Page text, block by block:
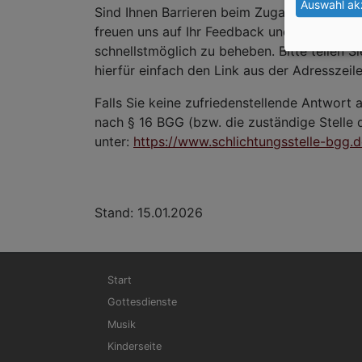
Sind Ihnen Barrieren beim Zugang zu
freuen uns auf Ihr Feedback und
schnellstmöglich zu beheben. Bitte teilen
hierfür einfach den Link aus der
Falls Sie keine zufriedenstellende Antwort
nach § 16 BGG (bzw. die zuständige
unter: https://www.schlichtungsstelle-
Stand: 15.01.2026
Hauptnavigation
Start
Gottesdienste
Musik
Kinderseite
Auswahl